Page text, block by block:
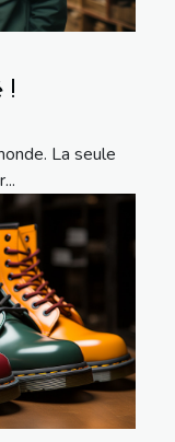
!
La seule